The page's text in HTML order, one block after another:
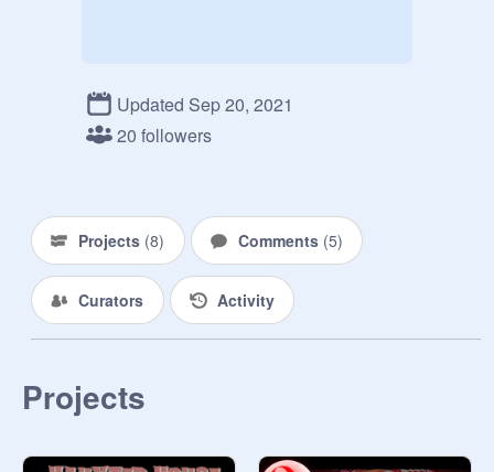
Updated Sep 20, 2021
20 followers
Projects (8) Comments (5)
Curators Activity
Projects